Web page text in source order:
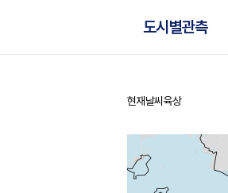
도시별관측
홈
현재날씨 육상